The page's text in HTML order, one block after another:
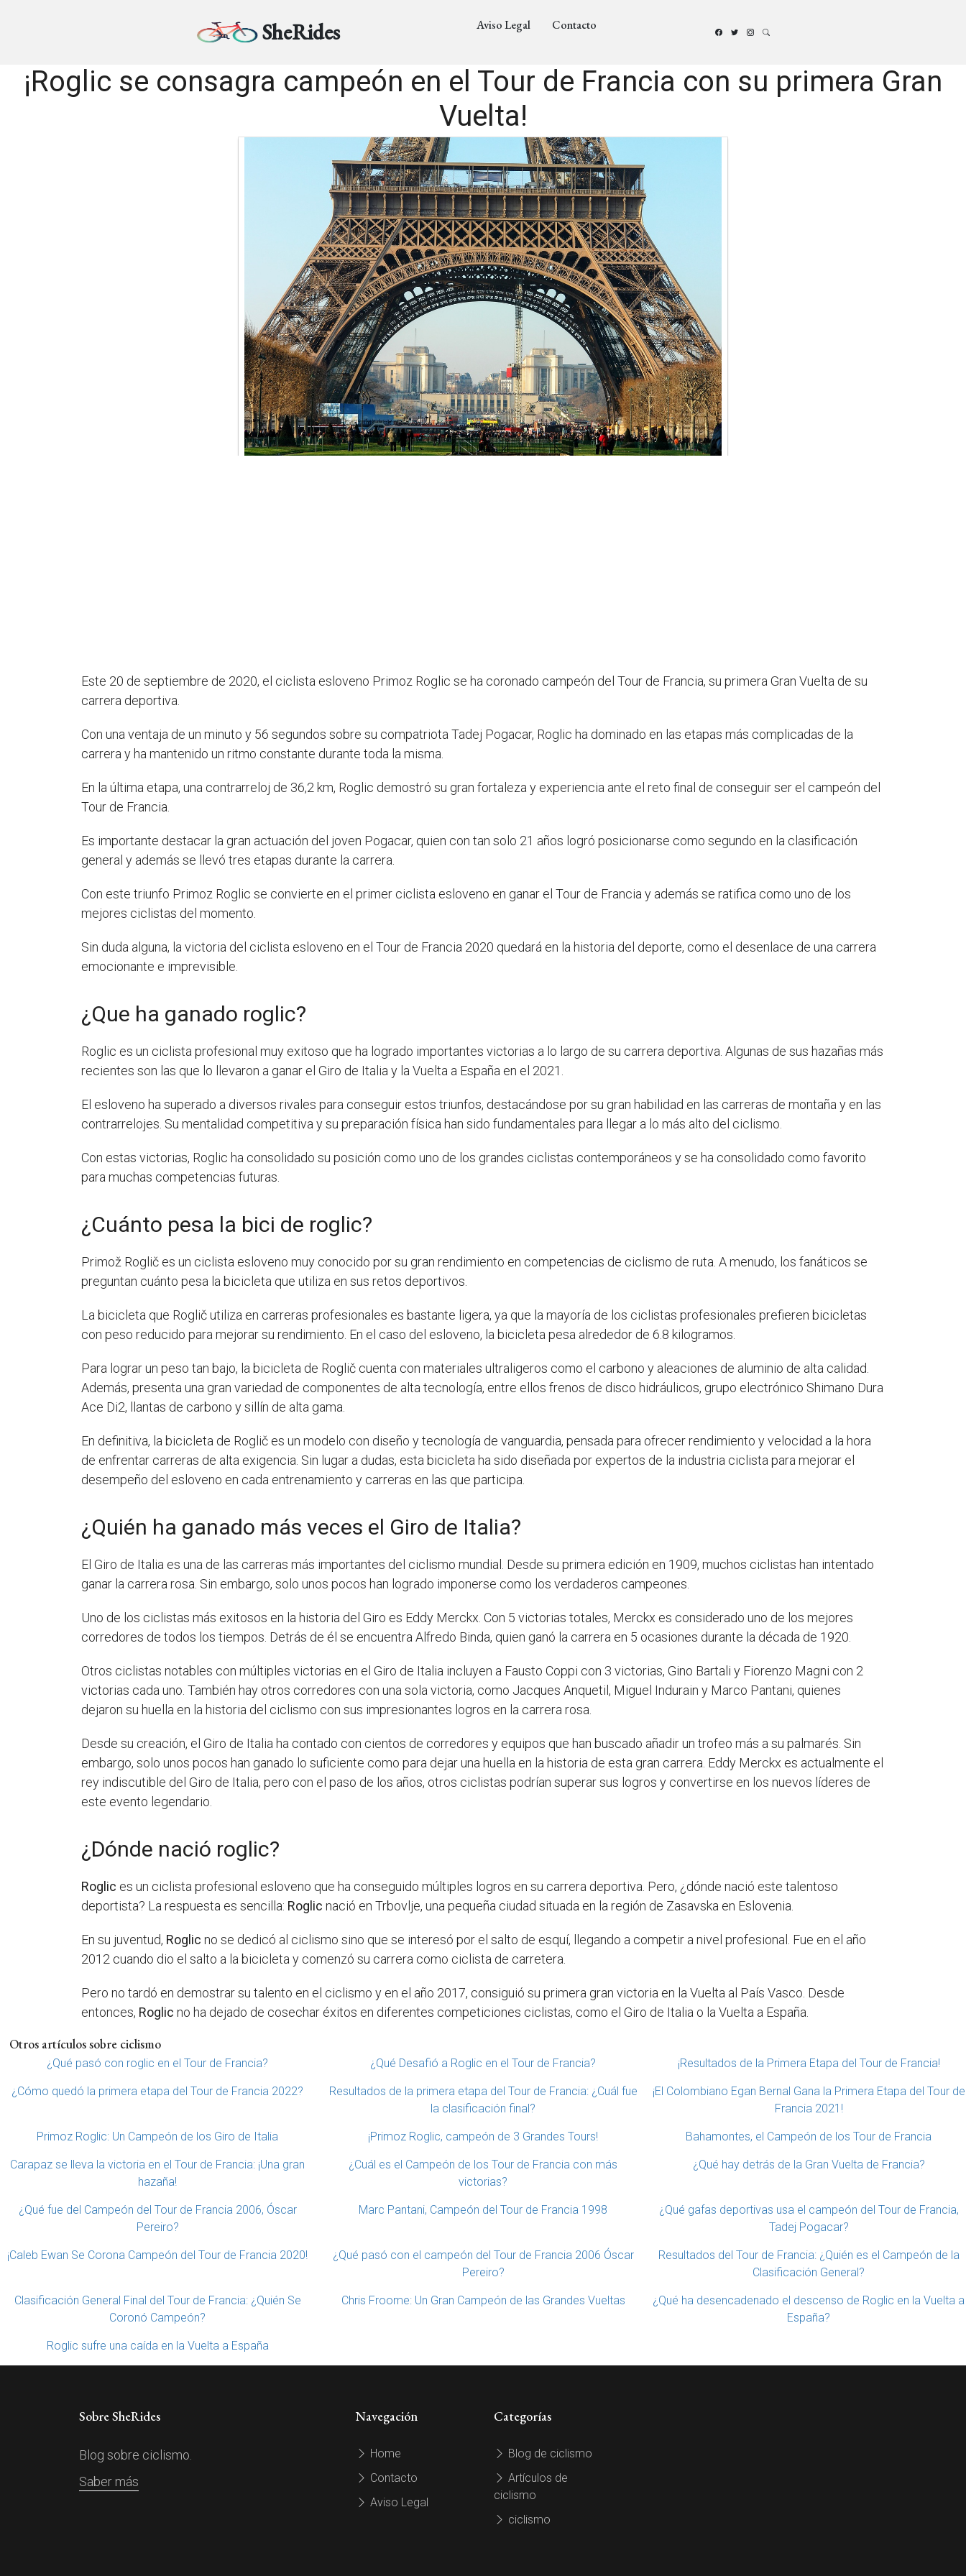
SheRides Aviso Legal Contacto
¡Roglic se consagra campeón en el Tour de Francia con su primera Gran
Vuelta!
Este 20 de septiembre de 2020, el ciclista esloveno Primoz Roglic se ha coronado campeón del Tour de Francia, su primera Gran Vuelta de su
carrera deportiva.
Con una ventaja de un minuto y 56 segundos sobre su compatriota Tadej Pogacar, Roglic ha dominado en las etapas más complicadas de la
carrera y ha mantenido un ritmo constante durante toda la misma.
En la última etapa, una contrarreloj de 36,2 km, Roglic demostró su gran fortaleza y experiencia ante el reto final de conseguir ser el campeón del
Tour de Francia.
Es importante destacar la gran actuación del joven Pogacar, quien con tan solo 21 años logró posicionarse como segundo en la clasificación
general y además se llevó tres etapas durante la carrera.
Con este triunfo Primoz Roglic se convierte en el primer ciclista esloveno en ganar el Tour de Francia y además se ratifica como uno de los
mejores ciclistas del momento.
Sin duda alguna, la victoria del ciclista esloveno en el Tour de Francia 2020 quedará en la historia del deporte, como el desenlace de una carrera
emocionante e imprevisible.
¿Que ha ganado roglic?
Roglic es un ciclista profesional muy exitoso que ha logrado importantes victorias a lo largo de su carrera deportiva. Algunas de sus hazañas más
recientes son las que lo llevaron a ganar el Giro de Italia y la Vuelta a España en el 2021.
El esloveno ha superado a diversos rivales para conseguir estos triunfos, destacándose por su gran habilidad en las carreras de montaña y en las
contrarrelojes. Su mentalidad competitiva y su preparación física han sido fundamentales para llegar a lo más alto del ciclismo.
Con estas victorias, Roglic ha consolidado su posición como uno de los grandes ciclistas contemporáneos y se ha consolidado como favorito
para muchas competencias futuras.
¿Cuánto pesa la bici de roglic?
Primož Roglič es un ciclista esloveno muy conocido por su gran rendimiento en competencias de ciclismo de ruta. A menudo, los fanáticos se
preguntan cuánto pesa la bicicleta que utiliza en sus retos deportivos.
La bicicleta que Roglič utiliza en carreras profesionales es bastante ligera, ya que la mayoría de los ciclistas profesionales prefieren bicicletas
con peso reducido para mejorar su rendimiento. En el caso del esloveno, la bicicleta pesa alrededor de 6.8 kilogramos.
Para lograr un peso tan bajo, la bicicleta de Roglič cuenta con materiales ultraligeros como el carbono y aleaciones de aluminio de alta calidad.
Además, presenta una gran variedad de componentes de alta tecnología, entre ellos frenos de disco hidráulicos, grupo electrónico Shimano Dura
Ace Di2, llantas de carbono y sillín de alta gama.
En definitiva, la bicicleta de Roglič es un modelo con diseño y tecnología de vanguardia, pensada para ofrecer rendimiento y velocidad a la hora
de enfrentar carreras de alta exigencia. Sin lugar a dudas, esta bicicleta ha sido diseñada por expertos de la industria ciclista para mejorar el
desempeño del esloveno en cada entrenamiento y carreras en las que participa.
¿Quién ha ganado más veces el Giro de Italia?
El Giro de Italia es una de las carreras más importantes del ciclismo mundial. Desde su primera edición en 1909, muchos ciclistas han intentado
ganar la carrera rosa. Sin embargo, solo unos pocos han logrado imponerse como los verdaderos campeones.
Uno de los ciclistas más exitosos en la historia del Giro es Eddy Merckx. Con 5 victorias totales, Merckx es considerado uno de los mejores
corredores de todos los tiempos. Detrás de él se encuentra Alfredo Binda, quien ganó la carrera en 5 ocasiones durante la década de 1920.
Otros ciclistas notables con múltiples victorias en el Giro de Italia incluyen a Fausto Coppi con 3 victorias, Gino Bartali y Fiorenzo Magni con 2
victorias cada uno. También hay otros corredores con una sola victoria, como Jacques Anquetil, Miguel Indurain y Marco Pantani, quienes
dejaron su huella en la historia del ciclismo con sus impresionantes logros en la carrera rosa.
Desde su creación, el Giro de Italia ha contado con cientos de corredores y equipos que han buscado añadir un trofeo más a su palmarés. Sin
embargo, solo unos pocos han ganado lo suficiente como para dejar una huella en la historia de esta gran carrera. Eddy Merckx es actualmente el
rey indiscutible del Giro de Italia, pero con el paso de los años, otros ciclistas podrían superar sus logros y convertirse en los nuevos líderes de
este evento legendario.
¿Dónde nació roglic?
Roglic es un ciclista profesional esloveno que ha conseguido múltiples logros en su carrera deportiva. Pero, ¿dónde nació este talentoso
deportista? La respuesta es sencilla: Roglic nació en Trbovlje, una pequeña ciudad situada en la región de Zasavska en Eslovenia.
En su juventud, Roglic no se dedicó al ciclismo sino que se interesó por el salto de esquí, llegando a competir a nivel profesional. Fue en el año
2012 cuando dio el salto a la bicicleta y comenzó su carrera como ciclista de carretera.
Pero no tardó en demostrar su talento en el ciclismo y en el año 2017, consiguió su primera gran victoria en la Vuelta al País Vasco. Desde
entonces, Roglic no ha dejado de cosechar éxitos en diferentes competiciones ciclistas, como el Giro de Italia o la Vuelta a España.
Otros artículos sobre ciclismo
¿Qué pasó con roglic en el Tour de Francia? ¿Qué Desafió a Roglic en el Tour de Francia? ¡Resultados de la Primera Etapa del Tour de Francia!
¿Cómo quedó la primera etapa del Tour de Francia 2022?
Resultados de la primera etapa del Tour de Francia: ¿Cuál fue
la clasificación final?
¡El Colombiano Egan Bernal Gana la Primera Etapa del Tour de
Francia 2021!
Primoz Roglic: Un Campeón de los Giro de Italia ¡Primoz Roglic, campeón de 3 Grandes Tours! Bahamontes, el Campeón de los Tour de Francia
Carapaz se lleva la victoria en el Tour de Francia: ¡Una gran
hazaña!
¿Cuál es el Campeón de los Tour de Francia con más
victorias?
¿Qué hay detrás de la Gran Vuelta de Francia?
¿Qué fue del Campeón del Tour de Francia 2006, Óscar
Pereiro?
Marc Pantani, Campeón del Tour de Francia 1998
¿Qué gafas deportivas usa el campeón del Tour de Francia,
Tadej Pogacar?
¡Caleb Ewan Se Corona Campeón del Tour de Francia 2020!
¿Qué pasó con el campeón del Tour de Francia 2006 Óscar
Pereiro?
Resultados del Tour de Francia: ¿Quién es el Campeón de la
Clasificación General?
Clasificación General Final del Tour de Francia: ¿Quién Se
Coronó Campeón?
Chris Froome: Un Gran Campeón de las Grandes Vueltas
¿Qué ha desencadenado el descenso de Roglic en la Vuelta a
España?
Roglic sufre una caída en la Vuelta a España
Sobre SheRides
Blog sobre ciclismo.
Saber más
Navegación
Home
Contacto
Aviso Legal
Categorías
Blog de ciclismo
Artículos de
ciclismo
ciclismo